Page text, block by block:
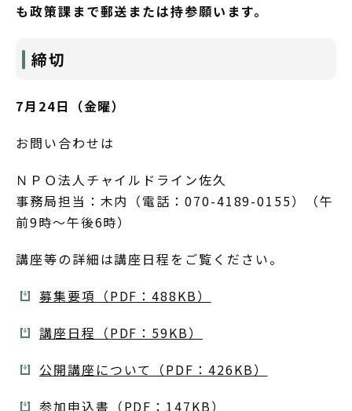
も政策課まで郵送または持参願います。
締切
7月24日（金曜）
お問い合わせは
ＮＰＯ法人チャイルドライン佐久
事務局担当：木内（電話：070-4189-0155）（午
前9時～午後6時）
講座等の詳細は講座日程をご覧ください。
募集要項（PDF：488KB）
講座日程（PDF：59KB）
公開講座について（PDF：426KB）
参加申込書（PDF：147KB）